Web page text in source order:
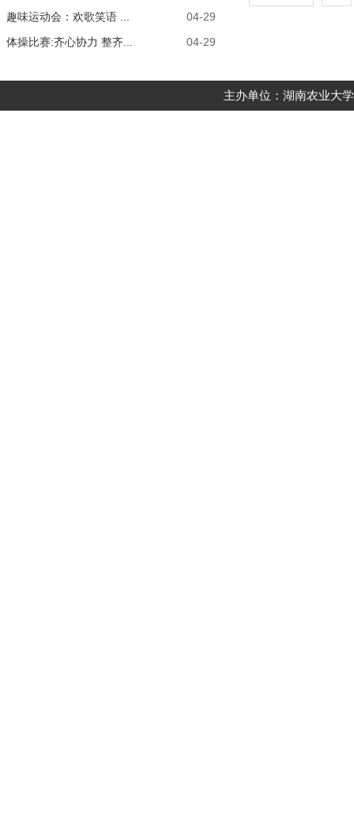
04-29
趣味运动会：欢歌笑语 ...
04-29
体操比赛:齐心协力 整齐...
主办单位：湖南农业大